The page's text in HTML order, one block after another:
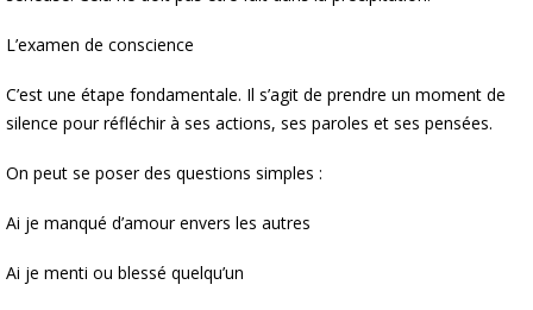
L’examen de conscience
C’est une étape fondamentale. Il s’agit de prendre un moment de
silence pour réfléchir à ses actions, ses paroles et ses pensées.
On peut se poser des questions simples :
Ai je manqué d’amour envers les autres
Ai je menti ou blessé quelqu’un